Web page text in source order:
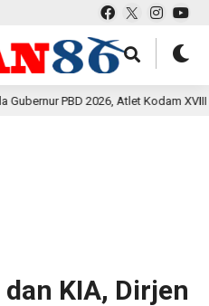
2026, Atlet Kodam XVIII Kasuari
KIA, Dirjen